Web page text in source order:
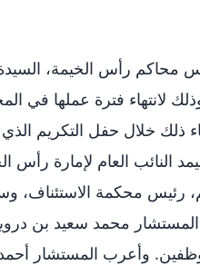
رأس الخيمة،
ذلك خلال حفل التكريم
العام لإمارة رأس
رئيس محكمة الاستئناف،
المستشار محمد سعيد بن
وأعرب المستشار